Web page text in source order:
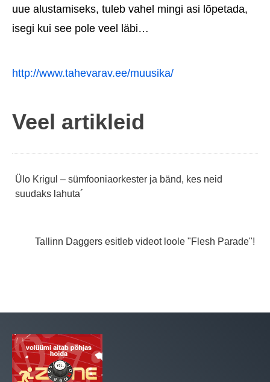
uue alustamiseks, tuleb vahel mingi asi lõpetada,
isegi kui see pole veel läbi…
http://www.tahevarav.ee/muusika/
Veel artikleid
Navigeerimine
Ülo Krigul – sümfooniaorkester ja bänd, kes neid
suudaks lahuta´
Tallinn Daggers esitleb videot loole "Flesh Parade"!